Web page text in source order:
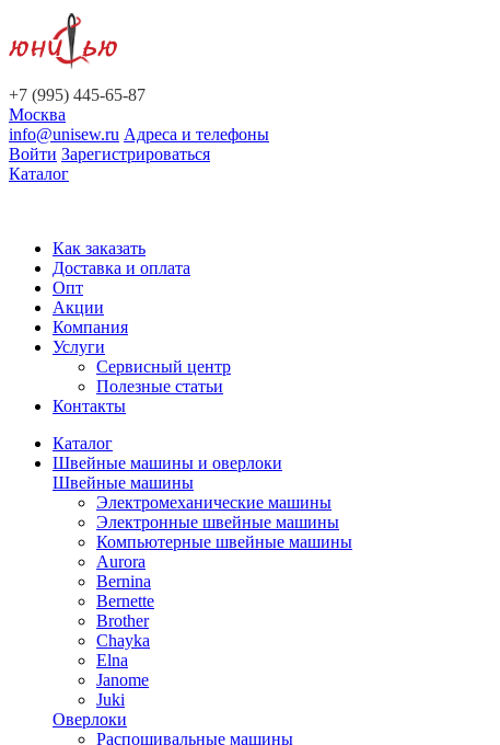
+7 (995) 445-65-87
Москва
info@unisew.ru Адреса и телефоны
Войти Зарегистрироваться
Каталог
Как заказать
Доставка и оплата
Опт
Акции
Компания
Услуги
Сервисный центр
Полезные статьи
Контакты
Каталог
Швейные машины и оверлоки
Швейные машины
Электромеханические машины
Электронные швейные машины
Компьютерные швейные машины
Aurora
Bernina
Bernette
Brother
Chayka
Elna
Janome
Juki
Оверлоки
Распошивальные машины